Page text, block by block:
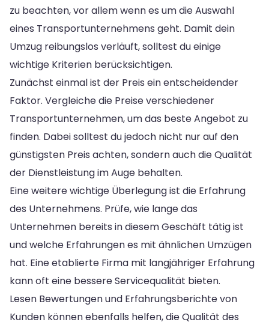
zu beachten, vor allem wenn es um die Auswahl
eines Transportunternehmens geht. Damit dein
Umzug reibungslos verläuft, solltest du einige
wichtige Kriterien berücksichtigen.
Zunächst einmal ist der Preis ein entscheidender
Faktor. Vergleiche die Preise verschiedener
Transportunternehmen, um das beste Angebot zu
finden. Dabei solltest du jedoch nicht nur auf den
günstigsten Preis achten, sondern auch die Qualität
der Dienstleistung im Auge behalten.
Eine weitere wichtige Überlegung ist die Erfahrung
des Unternehmens. Prüfe, wie lange das
Unternehmen bereits in diesem Geschäft tätig ist
und welche Erfahrungen es mit ähnlichen Umzügen
hat. Eine etablierte Firma mit langjähriger Erfahrung
kann oft eine bessere Servicequalität bieten.
Lesen Bewertungen und Erfahrungsberichte von
Kunden können ebenfalls helfen, die Qualität des